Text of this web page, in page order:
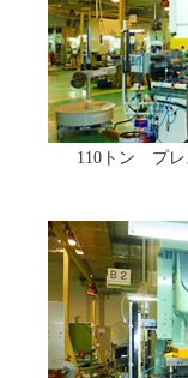
110トン プレ